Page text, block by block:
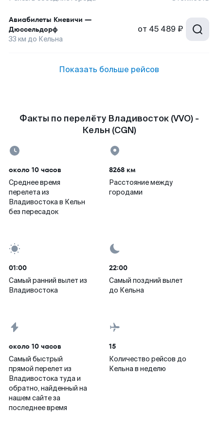
Авиабилеты Кневичи —
Дюссельдорф
33 км до Кельна
от 45 489 ₽
Показать больше рейсов
Факты по перелёту Владивосток (VVO) -
Кельн (CGN)
около 10 часов
Среднее время
перелета из
Владивостока в Кельн
без пересадок
8268 км
Расстояние между
городами
01:00
Самый ранний вылет из
Владивостока
22:00
Самый поздний вылет
до Кельна
около 10 часов
Самый быстрый
прямой перелет из
Владивостока туда и
обратно, найденный на
нашем сайте за
последнее время
15
Количество рейсов до
Кельна в неделю